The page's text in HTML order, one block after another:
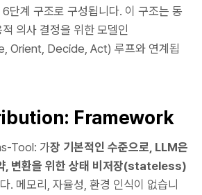
단계 구조로 구성됩니다. 이 구조는 동
의사 결정을 위한 모델인
Orient, Decide, Act) 루프와 연계됩
Framework
Tool: 가장 기본적인 수준으로, LLM은
, 변환을 위한 상태 비저장(stateless)
. 메모리, 자율성, 환경 인식이 없습니